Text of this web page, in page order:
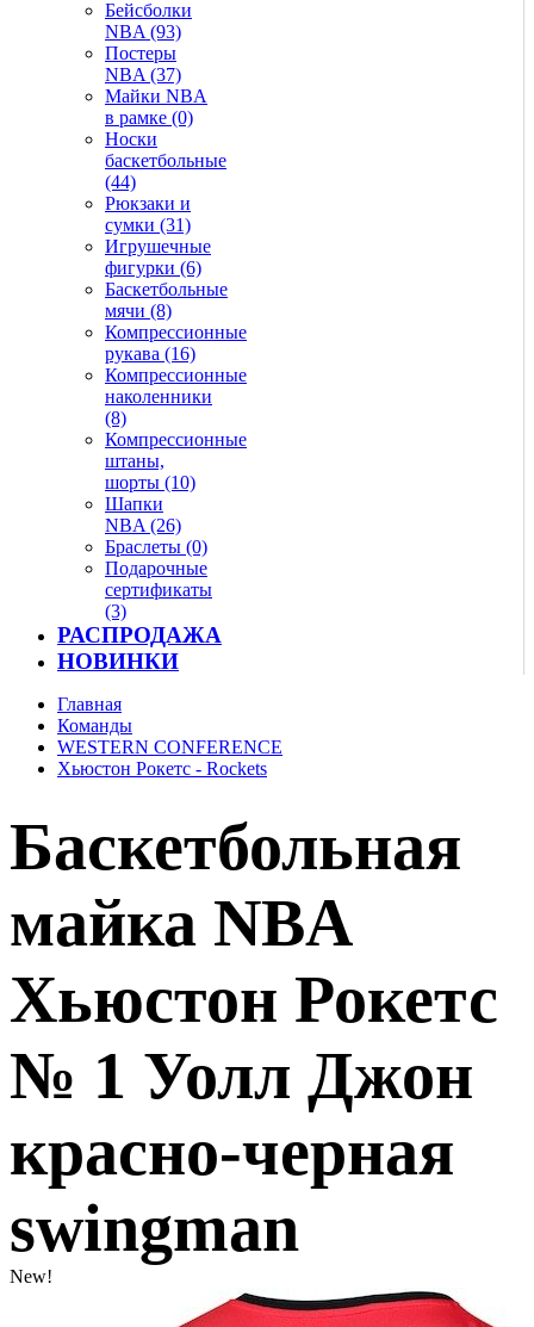
Бейсболки
NBA (93)
Постеры
NBA (37)
Майки NBA
в рамке (0)
Носки
баскетбольные
(44)
Рюкзаки и
сумки (31)
Игрушечные
фигурки (6)
Баскетбольные
мячи (8)
Компрессионные
рукава (16)
Компрессионные
наколенники
(8)
Компрессионные
штаны,
шорты (10)
Шапки
NBA (26)
Браслеты (0)
Подарочные
сертификаты
(3)
РАСПРОДАЖА
НОВИНКИ
Главная
Команды
WESTERN CONFERENCE
Хьюстон Рокетс - Rockets
Баскетбольная
майка NBA
Хьюстон Рокетс
№ 1 Уолл Джон
красно-черная
swingman
New!